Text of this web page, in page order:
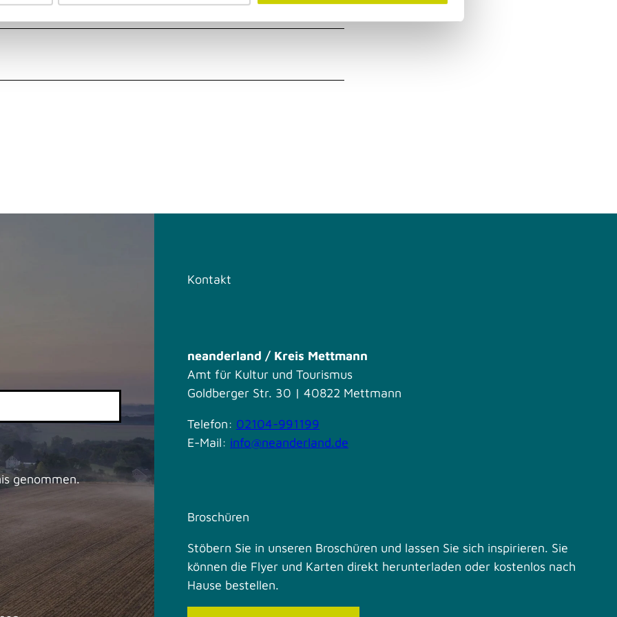
genommen.
Kontakt
neanderland / Kreis Mettmann
Amt für Kultur und Tourismus
Goldberger Str. 30 | 40822 Mettmann
Telefon: 02104-991199
E-Mail: info@neanderland.de
Broschüren
Stöbern Sie in unseren Broschüren und lassen Sie sich inspirieren. Sie
können die Flyer und Karten direkt herunterladen oder kostenlos nach
Hause bestellen.